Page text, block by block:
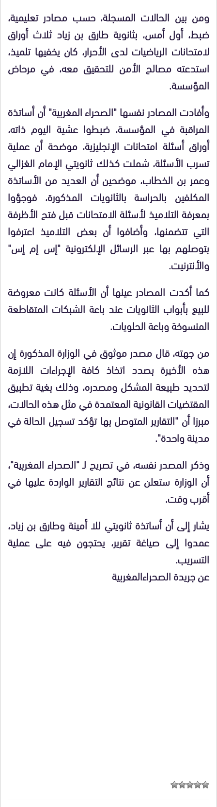
ومن بين الحالات المسجلة، حسب مصادر تعليمية،
ضبط، أول أمس، بثانوية طارق بن زياد ثلاث أوراق
لامتحانات الرياضيات لدى الأحرار، كان يخفيها تلميذ،
استدعته مصالح الأمن للتحقيق معه، في مرحاض
المؤسسة.
وأفادت المصادر نفسها "الصحراء المغربية" أن أساتذة
المراقبة في المؤسسة، ضبطوا عشية اليوم ذاته،
أوراق أسئلة امتحانات الإنجليزية، موضحة أن عملية
تسرب الأسئلة، شملت كذلك ثانويتي الإمام الغزالي
وعمر بن الخطاب، موضحين أن العديد من الأساتذة
المكلفين بالحراسة بالثانويات المذكورة، فوجؤوا
بمعرفة التلاميذ لأسئلة الامتحانات قبل فتح الأظرفة
التي تتضمنها، وأضافوا أن بعض التلاميذ اعترفوا
بتوصلهم بها عبر الرسائل الإلكترونية "إس إم إس"
والأنترنيت.
كما أكدت المصادر عينها أن الأسئلة كانت معروضة
للبيع بأبواب الثانويات عند باعة الشبكات المتقاطعة
المنسوخة وباعة الحلويات.
من جهته، قال مصدر موثوق في الوزارة المذكورة إن
هذه الأخيرة بصدد اتخاذ كافة الإجراءات اللازمة
لتحديد طبيعة المشكل ومصدره، وذلك بغية تطبيق
المقتضيات القانونية المعتمدة في مثل هذه الحالات،
مبرزا أن "التقارير المتوصل بها تؤكد تسجيل الحالة في
مدينة واحدة".
وذكر المصدر نفسه، في تصريح لـ "الصحراء المغربية"،
أن الوزارة ستعلن عن نتائج التقارير الواردة عليها في
أقرب وقت.
يشار إلى أن أساتذة ثانويتي للا أمينة وطارق بن زياد،
عمدوا إلى صياغة تقرير، يحتجون فيه على عملية
التسريب.
عن جريدة الصحراءالمغربية